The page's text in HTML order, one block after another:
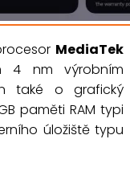
MediaTek
4 nm výrobním
také o grafický
paměti RAM typi
úložiště typu